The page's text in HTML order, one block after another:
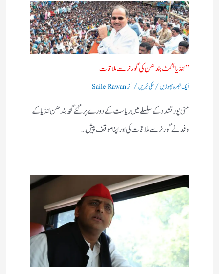
’’ انڈیا‘‘ گٹ بندھن کی گورنر سے ملاقات
ایک تبصرہ چھوڑیں/ملکی خبریں/ ازSaile Rawan
منی پور تشدد کے سلسلے میں ریاست کے دورے پر گئے گٹھ بندھن انڈیا کے
وفد نے گورنر سے ملاقات کی اور اپنا موقف پیش…